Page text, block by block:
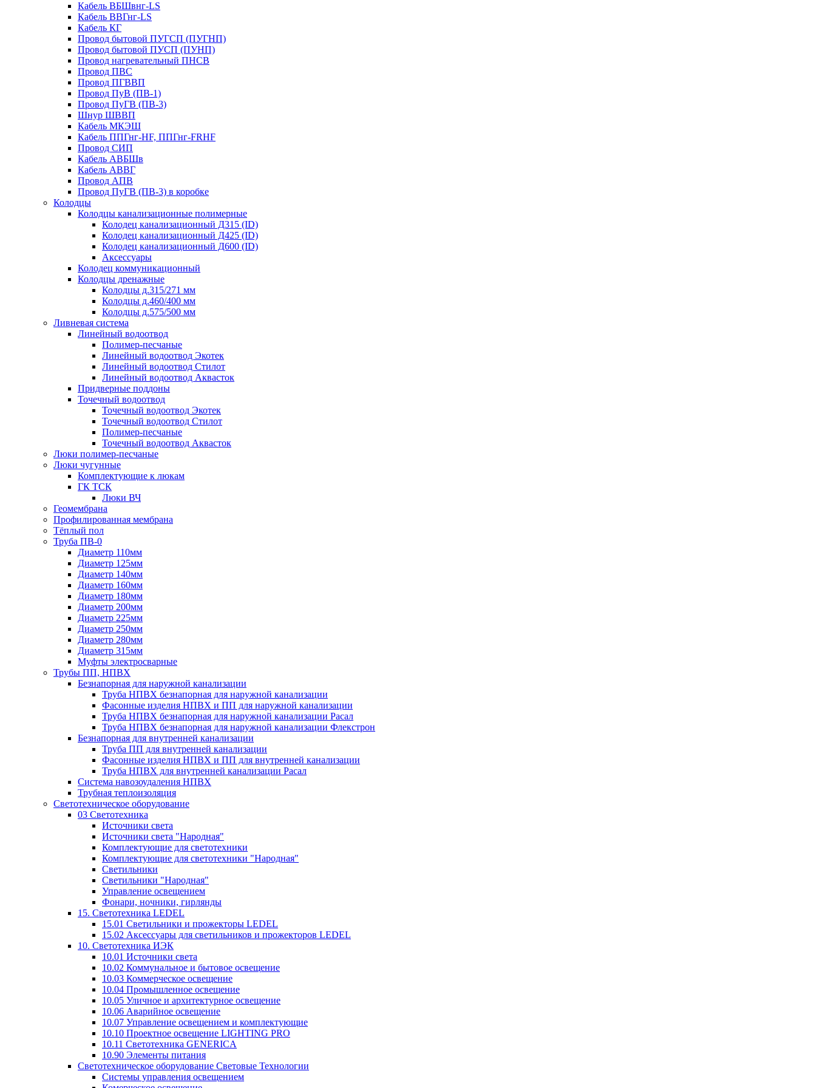
Кабель ВБШвнг-LS
Кабель ВВГнг-LS
Кабель КГ
Провод бытовой ПУГСП (ПУГНП)
Провод бытовой ПУСП (ПУНП)
Провод нагревательный ПНСВ
Провод ПВС
Провод ПГВВП
Провод ПуВ (ПВ-1)
Провод ПуГВ (ПВ-3)
Шнур ШВВП
Кабель МКЭШ
Кабель ППГнг-HF, ППГнг-FRHF
Провод СИП
Кабель АВБШв
Кабель АВВГ
Провод АПВ
Провод ПуГВ (ПВ-3) в коробке
Колодцы
Колодцы канализационные полимерные
Колодец канализационный Д315 (ID)
Колодец канализационный Д425 (ID)
Колодец канализационный Д600 (ID)
Аксессуары
Колодец коммуникационный
Колодцы дренажные
Колодцы д.315/271 мм
Колодцы д.460/400 мм
Колодцы д.575/500 мм
Ливневая система
Линейный водоотвод
Полимер-песчаные
Линейный водоотвод Экотек
Линейный водоотвод Стилот
Линейный водоотвод Аквасток
Придверные поддоны
Точечный водоотвод
Точечный водоотвод Экотек
Точечный водоотвод Стилот
Полимер-песчаные
Точечный водоотвод Аквасток
Люки полимер-песчаные
Люки чугунные
Комплектующие к люкам
ГК ТСК
Люки ВЧ
Геомембрана
Профилированная мембрана
Тёплый пол
Труба ПВ-0
Диаметр 110мм
Диаметр 125мм
Диаметр 140мм
Диаметр 160мм
Диаметр 180мм
Диаметр 200мм
Диаметр 225мм
Диаметр 250мм
Диаметр 280мм
Диаметр 315мм
Муфты электросварные
Трубы ПП, НПВХ
Безнапорная для наружной канализации
Труба НПВХ безнапорная для наружной канализации
Фасонные изделия НПВХ и ПП для наружной канализации
Труба НПВХ безнапорная для наружной канализации Расал
Труба НПВХ безнапорная для наружной канализации Флекстрон
Безнапорная для внутренней канализации
Труба ПП для внутренней канализации
Фасонные изделия НПВХ и ПП для внутренней канализации
Труба НПВХ для внутренней канализации Расал
Система навозоудаления НПВХ
Трубная теплоизоляция
Светотехническое оборудование
03 Светотехника
Источники света
Источники света "Народная"
Комплектующие для светотехники
Комплектующие для светотехники "Народная"
Светильники
Светильники "Народная"
Управление освещением
Фонари, ночники, гирлянды
15. Светотехника LEDEL
15.01 Светильники и прожекторы LEDEL
15.02 Аксессуары для светильников и прожекторов LEDEL
10. Светотехника ИЭК
10.01 Источники света
10.02 Коммунальное и бытовое освещение
10.03 Коммерческое освещение
10.04 Промышленное освещение
10.05 Уличное и архитектурное освещение
10.06 Аварийное освещение
10.07 Управление освещением и комплектующие
10.10 Проектное освещение LIGHTING PRO
10.11 Светотехника GENERICA
10.90 Элементы питания
Светотехническое оборудование Световые Технологии
Системы управления освещением